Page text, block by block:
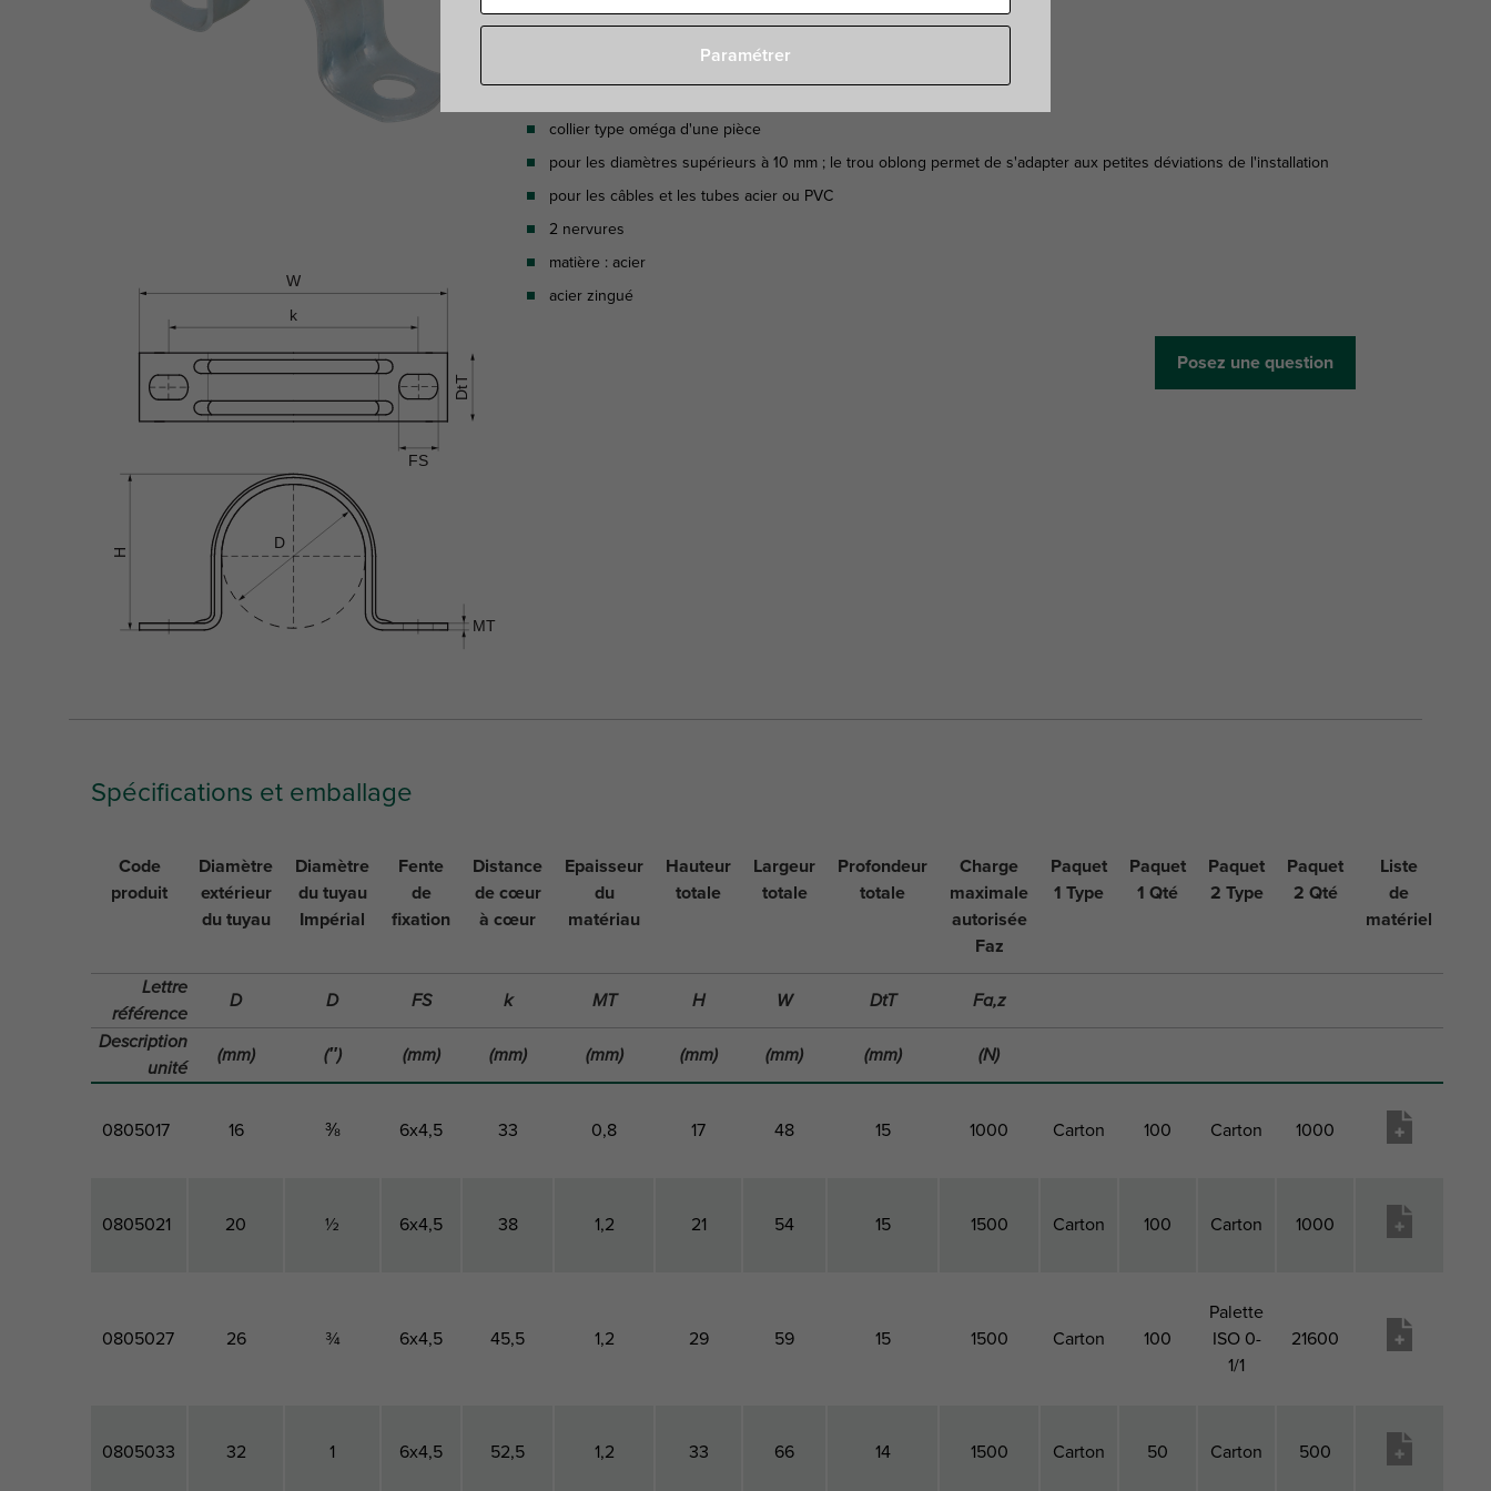
Caractéristiques
collier type oméga d'une pièce
pour les diamètres supérieurs à 10 mm ; le trou oblong permet de s'adapter aux petites déviations de l'installation
pour les câbles et les tubes acier ou PVC
2 nervures
matière : acier
acier zingué
Posez une question
Spécifications et emballage
Code
produit
Diamètre
extérieur
du tuyau
Diamètre
du tuyau
Impérial
Fente
de
fixation
Distance
de cœur
à cœur
Epaisseur
du
matériau
Hauteur
totale
Largeur
totale
Profondeur
totale
Charge
maximale
autorisée
Faz
Paquet
1 Type
Paquet
1 Qté
Paquet
2 Type
Paquet
2 Qté
Liste
de
matériel
Lettre
référence
D D FS k MT H W DtT
Fa,z
Description
unité
(mm) (″) (mm) (mm) (mm) (mm) (mm) (mm) (N)
0805017 16 ⅜ 6x4,5 33 0,8 17 48 15 1000 Carton 100 Carton 1000
0805021 20 ½ 6x4,5 38 1,2 21 54 15 1500 Carton 100 Carton 1000
0805027 26 ¾ 6x4,5 45,5 1,2 29 59 15 1500 Carton 100
Palette
ISO 0-
1/1
21600
0805033 32 1 6x4,5 52,5 1,2 33 66 14 1500 Carton 50 Carton 500
Paramétrer